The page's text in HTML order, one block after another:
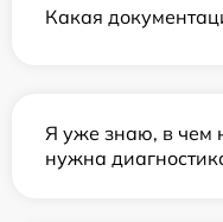
Какая
Я уже знаю, в чем
нужна